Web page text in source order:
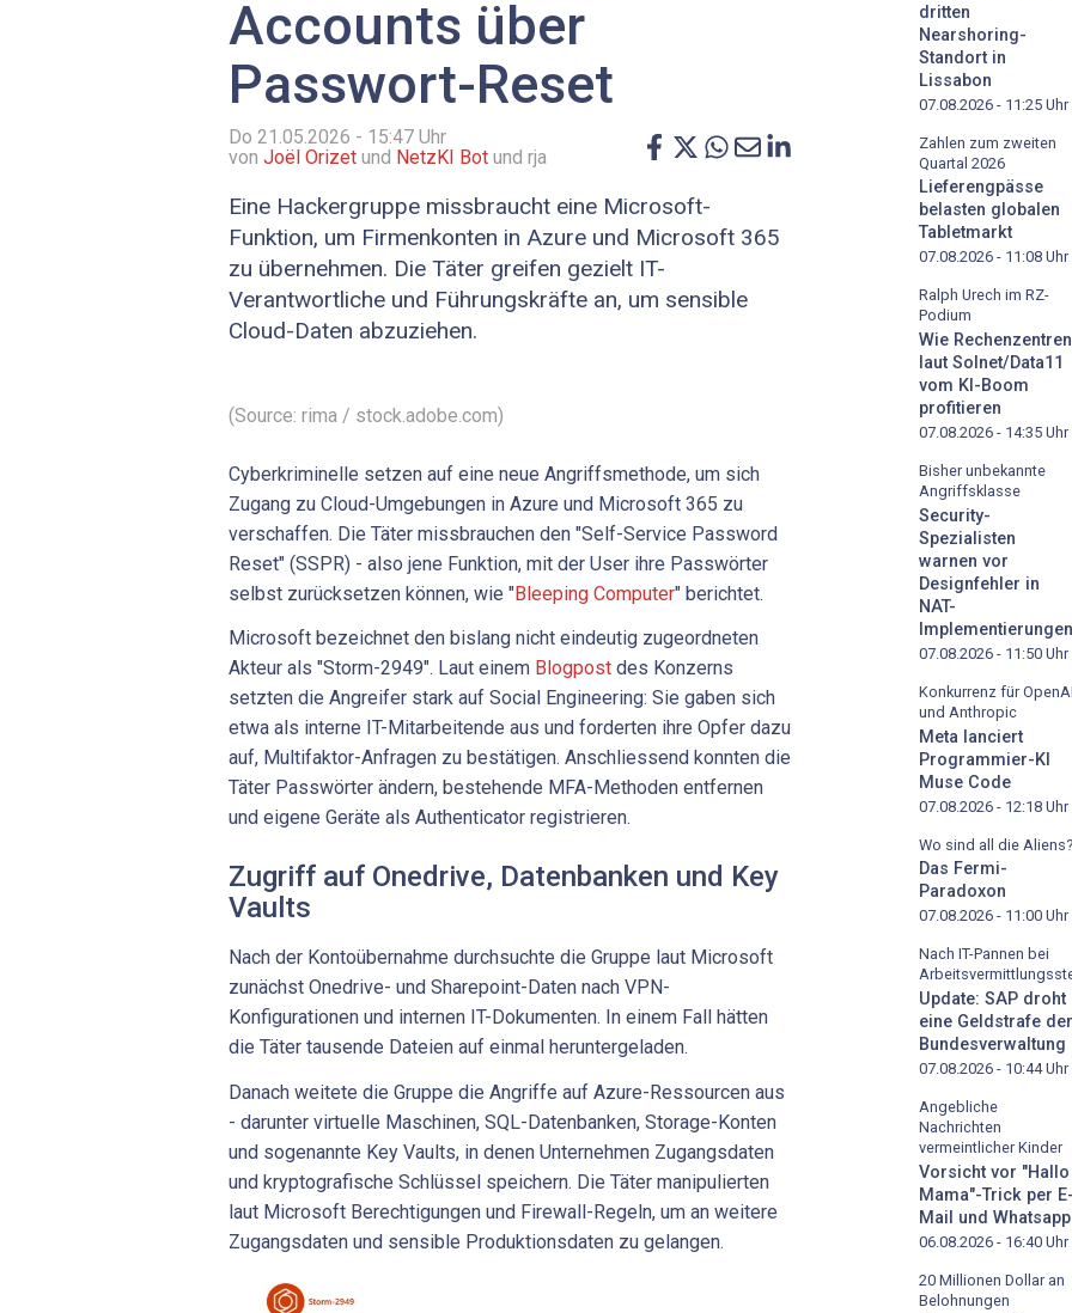
Accounts über
Passwort-Reset
Do 21.05.2026 - 15:47 Uhr
von Joël Orizet und NetzKI Bot und rja
Eine Hackergruppe missbraucht eine Microsoft-
Funktion, um Firmenkonten in Azure und Microsoft 365
zu übernehmen. Die Täter greifen gezielt IT-
Verantwortliche und Führungskräfte an, um sensible
Cloud-Daten abzuziehen.
(Source: rima / stock.adobe.com)
Cyberkriminelle setzen auf eine neue Angriffsmethode, um sich
Zugang zu Cloud-Umgebungen in Azure und Microsoft 365 zu
verschaffen. Die Täter missbrauchen den "Self-Service Password
Reset" (SSPR) - also jene Funktion, mit der User ihre Passwörter
selbst zurücksetzen können, wie "Bleeping Computer" berichtet.
Microsoft bezeichnet den bislang nicht eindeutig zugeordneten
Akteur als "Storm-2949". Laut einem Blogpost des Konzerns
setzten die Angreifer stark auf Social Engineering: Sie gaben sich
etwa als interne IT-Mitarbeitende aus und forderten ihre Opfer dazu
auf, Multifaktor-Anfragen zu bestätigen. Anschliessend konnten die
Täter Passwörter ändern, bestehende MFA-Methoden entfernen
und eigene Geräte als Authenticator registrieren.
Zugriff auf Onedrive, Datenbanken und Key
Vaults
Nach der Kontoübernahme durchsuchte die Gruppe laut Microsoft
zunächst Onedrive- und Sharepoint-Daten nach VPN-
Konfigurationen und internen IT-Dokumenten. In einem Fall hätten
die Täter tausende Dateien auf einmal heruntergeladen.
Danach weitete die Gruppe die Angriffe auf Azure-Ressourcen aus
- darunter virtuelle Maschinen, SQL-Datenbanken, Storage-Konten
und sogenannte Key Vaults, in denen Unternehmen Zugangsdaten
und kryptografische Schlüssel speichern. Die Täter manipulierten
laut Microsoft Berechtigungen und Firewall-Regeln, um an weitere
Zugangsdaten und sensible Produktionsdaten zu gelangen.
dritten
Nearshoring-
Standort in
Lissabon
07.08.2026 - 11:25 Uhr
Zahlen zum zweiten
Quartal 2026
Lieferengpässe
belasten globalen
Tabletmarkt
07.08.2026 - 11:08 Uhr
Ralph Urech im RZ-
Podium
Wie Rechenzentren
laut Solnet/Data11
vom KI-Boom
profitieren
07.08.2026 - 14:35 Uhr
Bisher unbekannte
Angriffsklasse
Security-
Spezialisten
warnen vor
Designfehler in
NAT-
Implementierungen
07.08.2026 - 11:50 Uhr
Konkurrenz für OpenAI
und Anthropic
Meta lanciert
Programmier-KI
Muse Code
07.08.2026 - 12:18 Uhr
Wo sind all die Aliens?
Das Fermi-
Paradoxon
07.08.2026 - 11:00 Uhr
Nach IT-Pannen bei
Update: SAP droht
eine Geldstrafe der
Bundesverwaltung
07.08.2026 - 10:44Uhr
Angebliche
Nachrichten
vermeintlicher Kinder
Vorsicht vor "Hallo
Mama"-Trick per E-
Mail und Whatsapp
06.08.2026 - 16:40 Uhr
20 Millionen Dollar an
Belohnungen